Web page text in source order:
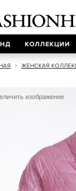
КОЛЛЕКЦИИ
ЖЕНСКАЯ
изображение